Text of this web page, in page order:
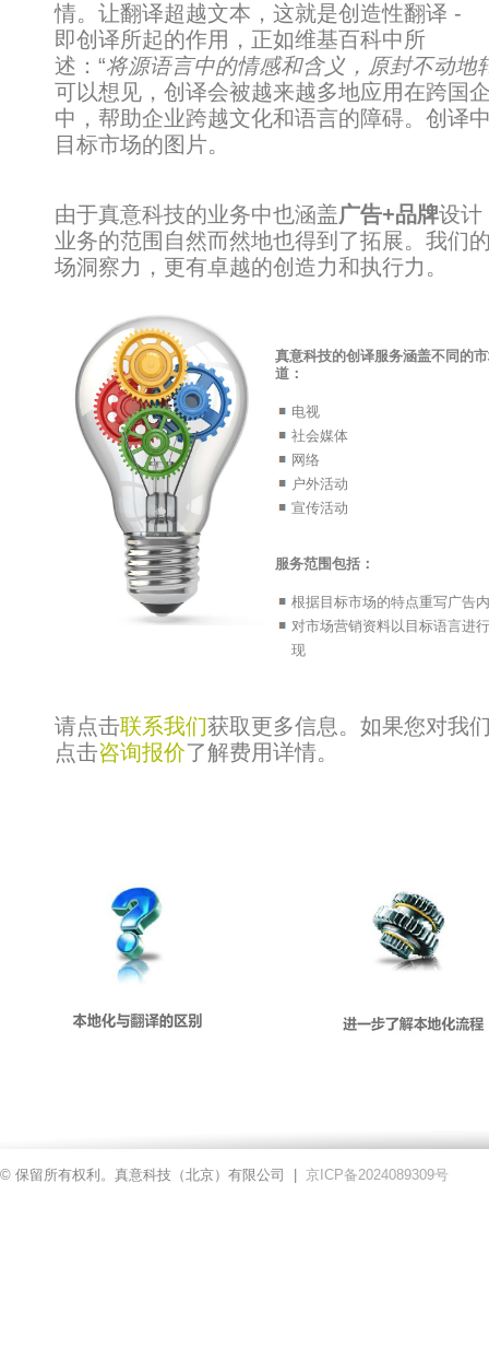
情。让翻译超越文本，这就是创造性翻译 -
即创译所起的作用，正如维基百科中所
述：“将源语言中的情感和含义，原封不动地
可以想见，创译会被越来越多地应用在跨国
中，帮助企业跨越文化和语言的障碍。创译
目标市场的图片。
由于真意科技的业务中也涵盖广告+品牌设计
业务的范围自然而然地也得到了拓展。我们
场洞察力，更有卓越的创造力和执行力。
真意科技的创译服务涵盖不同的
道：
电视
社会媒体
网络
户外活动
宣传活动
服务范围包括：
根据目标市场的特点重写广告
对市场营销资料以目标语言进
现
请点击联系我们获取更多信息。如果您对我
点击咨询报价了解费用详情。
© 保留所有权利。真意科技（北京）有限公司 | 京ICP备2024089309号